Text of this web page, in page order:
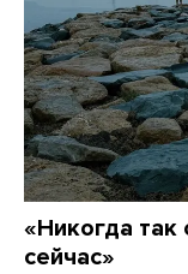
«Никогда
сейчас»